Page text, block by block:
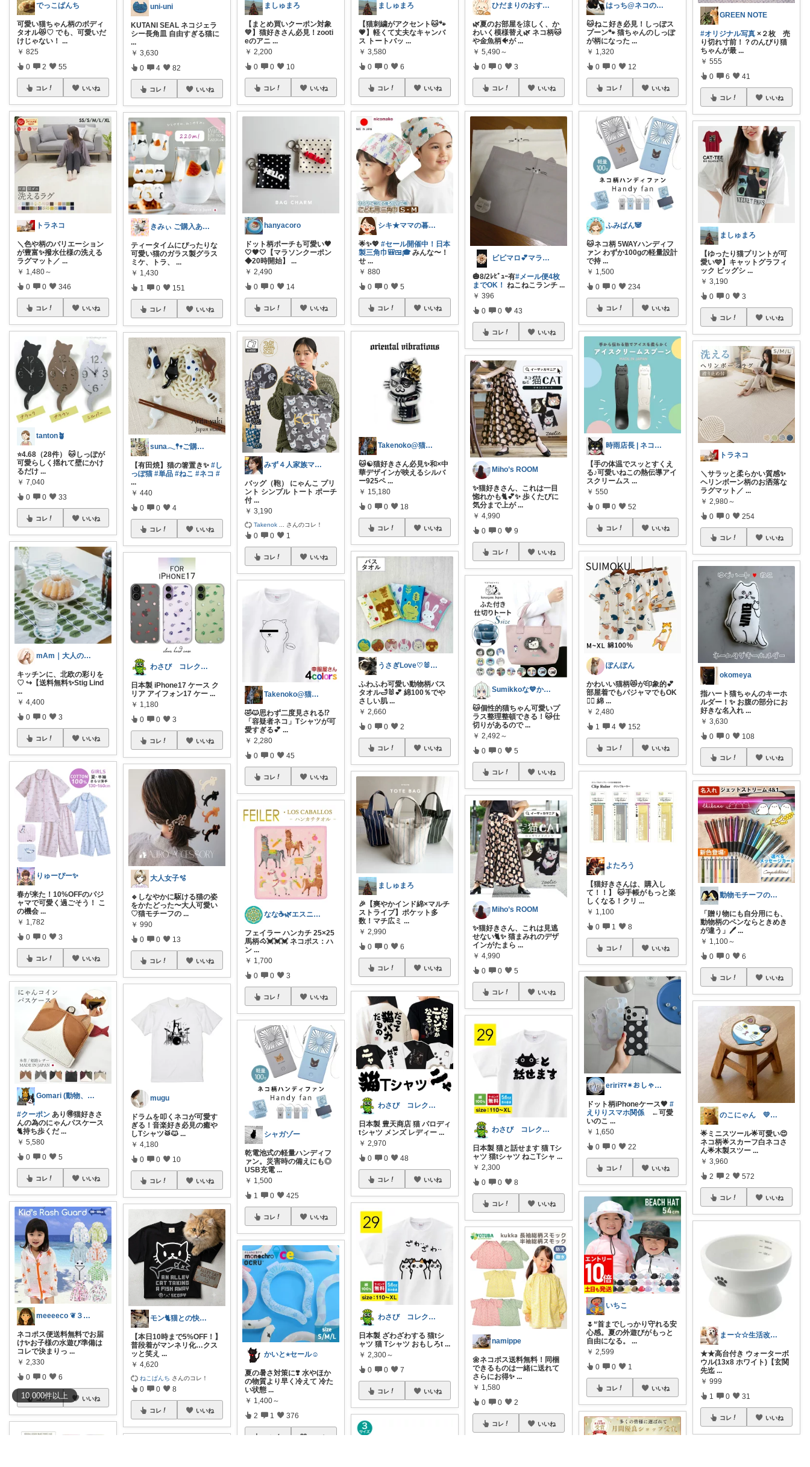
10,000件以上
でっこぱんち
可愛い猫ちゃん柄のボディ
タオル😻♡ でも、可愛いだ
けじゃない！ ...
￥ 825
0 2 55
コレ いいね
トラネコ
＼色や柄のバリエーション
が豊富✨撥水仕様の洗える
ラグマット／ ...
￥ 1,480～
0 0 346
コレ いいね
tanton🪴
⭐4.68（28件） 🐱しっぽが
可愛らしく揺れて壁にかけ
るだけ ...
￥ 7,040
0 0 33
コレ いいね
mAm｜大人のご褒美セレクト
キッチンに、北欧の彩りを
♡ ↪︎【送料無料✨Stig Lind
...
￥ 4,400
0 0 3
コレ いいね
りゅーぴー✨
春が来た！10%OFFのパジ
ャマで可愛く過ごそう！ こ
の機会 ...
￥ 1,782
0 0 3
コレ いいね
Gomari (動物、ハンドメイド好き)
#クーポン あり🉐猫好きさ
んの為のにゃんパスケース
🐈持ち歩くだ ...
￥ 5,580
0 0 5
コレ いいね
meeeeco ❦３児ママ ❦
ネコポス便送料無料でお届
け✨お子様の水遊び準備は
コレで決まりっ ...
￥ 2,330
0 0 6
コレ いいね
uni-uni
KUTANI SEAL ネコジェラ
シー長角皿 自由すぎる猫に
...
￥ 3,630
0 4 82
コレ いいね
きみぃ ご購入ありがとうございます♪
ティータイムにぴったりな
可愛い猫のガラス製グラス
ミケ、トラ、
...
￥ 1,430
1 0 151
コレ いいね
suna𓂃𖤥𖥧ご購入感謝´`*
【有田焼】猫の箸置き✨#し
っぽ猫 #単品 #ねこ #ネコ #
...
￥ 440
0 0 4
コレ いいね
わさび コレクションもご利用ください
日本製 iPhone17 ケース ク
リア アイフォン17 ケー ...
￥ 1,180
0 0 3
コレ いいね
大人女子🫧
🔹しなやかに駆ける猫の姿
をかたどった〜大人可愛い
♡猫モチーフの ...
￥ 990
0 0 13
コレ いいね
mugu
ドラムを叩くネコが可愛す
ぎる！音楽好き必見の癒や
しTシャツ🥁🐱 ...
￥ 4,180
0 0 10
コレ いいね
モン🐈猫との快適な暮らし
【本日10時まで5%OFF！】
普段着がマンネリ化…クス
ッと笑え ...
￥ 4,620
ねこぱんち さんのコレ！
0 0 8
コレ いいね
ましゅまろ
【まとめ買いクーポン対象
💚】猫好きさん必見！zooti
eのアニ ...
￥ 2,200
0 0 10
コレ いいね
hanyacoro
ドット柄ポーチも可愛い🖤
🤍🖤🤍【マラソンクーポン
◆20時開始】
...
￥ 2,490
0 0 14
コレ いいね
みず４人家族ママ★３０代子育て奮闘中🙆
バッグ（鞄） にゃんこ プリ
ント シンプル トート ポーチ
付...
￥ 3,190
Takenok さんのコレ！
0 0 1
コレ いいね
Takenoko@猫関連グッズ中心です！
🤣🐱思わず二度見される⁉️
「容疑者ネコ」Tシャツが可
愛すぎる💕 ...
￥ 2,280
0 0 45
コレ いいね
なな☕️🌿エスニック／アジアン雑貨
フェイラー ハンカチ 25×25
馬柄🐴💓💓💓 ネコポス：ハ
ン ...
￥ 1,700
0 0 3
コレ いいね
シャガゾー
乾電池式の軽量ハンディフ
ァン。災害時の備えにも◎
USB充電 ...
￥ 1,500
1 0 425
コレ いいね
かいと⭐︎セール☺️
夏の暑さ対策に❣️ 水やほか
の物質より早く冷えて 冷た
い状態 ...
￥ 1,400～
2 1 376
コレ いいね
ましゅまろ
【猫刺繍がアクセント🐱🐾
💗】軽くて丈夫なキャンバ
ス トートバッ ...
￥ 3,580
0 0 6
コレ いいね
シキ★ママの暮らし、キッズ
🌟✨💖#セール開催中！日本
製三角巾🎒🍱🎓みんな〜！
せ ...
￥ 880
0 0 5
コレ いいね
Takenoko@猫関連グッズ中心です！
🐱☯️猫好きさん必見✨和×中
華デザインが映えるシルバ
ー925ペ ...
￥ 15,180
0 0 18
コレ いいね
うさぎLove♡🐰みーちゃん🐰
ふわふわ可愛い動物柄バス
タオル🛁🐰💕 綿100％でや
さしい肌 ...
￥ 2,660
0 0 2
コレ いいね
ましゅまろ
​🎉【爽やかインド綿×マルチ
ストライプ】ポケット多
数！マチ広ミ ...
￥ 2,990
0 0 6
コレ いいね
わさび コレクションもご利用ください
日本製 豊天商店 猫 パロディ
tシャツ メンズ レディー ...
￥ 2,970
0 0 48
コレ いいね
わさび コレクションもご利用ください
日本製 ざわざわする 猫tシ
ャツ 猫 Tシャツ おもしろt ...
￥ 2,300～
0 0 7
コレ いいね
ひだまりのおすすめ
🌿夏のお部屋を涼しく、か
わいく模様替え🌿 ネコ柄🐱
や金魚柄🐠が ...
￥ 5,490～
0 0 3
コレ いいね
ビビマロ💕マラソン不参加🙏
🎃8/2ﾚﾋﾞｭｰ有#メール便4枚
までOK！ ねこねこランチ ...
￥ 396
0 0 43
コレ いいね
Miho’s ROOM
✨猫好きさん、これは一目
惚れかも🐈💕✨ 歩くたびに
気分まで上が ...
￥ 4,990
0 0 9
コレ いいね
Sumikkoな💙かわいい推し活グッズ
🐱個性的猫ちゃん可愛いプ
ラス整理整頓できる！🐱仕
切りがあるので ...
￥ 2,492～
0 0 5
コレ いいね
Miho’s ROOM
✨猫好きさん、これは見逃
せない🐈✨ 猫まみれのデザ
インがたまら ...
￥ 4,990
0 0 5
コレ いいね
わさび コレクションもご利用ください
日本製 猫と話せます 猫 Tシ
ャツ 猫tシャツ ねこTシャ ...
￥ 2,300
0 0 8
コレ いいね
namippe
🌼ネコポス送料無料！同梱
できるものは一緒に送れて
さらにお得✨...
￥ 1,580
0 0 2
コレ いいね
はっち@ネコのいる風景
🐱ねこ好き必見！しっぽス
プーン🐾 猫ちゃんのしっぽ
が柄になった ...
￥ 1,320
0 0 12
コレ いいね
ふみぱん🐼
🐱ネコ柄 5WAYハンディフ
ァン わずか100gの軽量設計
で持 ...
￥ 1,500
0 0 234
コレ いいね
時雨店長 | ネコのいる暮らし
【手の体温でスッとすくえ
る♪可愛いねこの熱伝導アイ
スクリームス ...
￥ 550
0 0 52
コレ いいね
ぽんぽん
かわいい猫柄😻が印象的💕
部屋着でもパジャマでもOK
🙆‍♀️ 綿 ...
￥ 2,480
1 4 152
コレ いいね
よたろう
【猫好きさんは、購入し
て！！】 🐱手帳がもっと楽
しくなる！クリ ...
￥ 1,100
0 1 8
コレ いいね
eririﾏﾏ✴︎おしゃれ雑貨×子供×服
ドット柄iPhoneケース🖤#
えりりスマホ関係 ←可愛
いのこ ...
￥ 1,650
0 0 22
コレ いいね
いちこ
🌷“首までしっかり守れる安
心感。夏の外遊びがもっと
自由になる。
...
￥ 2,599
0 0 1
コレ いいね
GREEN NOTE
#オリジナル写真 ×２枚 売
り切れ寸前！？のんびり猫
ちゃんが最 ...
￥ 555
0 6 41
コレ いいね
ましゅまろ
【ゆったり猫プリントが可
愛い🩵】キャットグラフィ
ック ビッグシ ...
￥ 3,190
0 0 3
コレ いいね
トラネコ
＼サラッと柔らかい質感✨
ヘリンボーン柄のお洒落な
ラグマット／...
￥ 2,980～
0 0 254
コレ いいね
okomeya
指ハート猫ちゃんのキーホ
ルダー！✨ お腹の部分にお
好きな名入れ ...
￥ 3,630
0 0 108
コレ いいね
動物モチーフの癒し雑貨 room🐾
「贈り物にも自分用にも、
動物柄のペンならときめき
が違う」🖊️...
￥ 1,100～
0 0 6
コレ いいね
のこにゃん 💛ねこ3匹と暮らす🐾
🌟ミニスツール🌟可愛い😍
ネコ柄🌟スカーフ白ネコさ
ん🌟木製スツー ...
￥ 3,960
2 2 572
コレ いいね
まー☆☆生活改善お探し人
★★高台付き ウォーターボ
ウル(13x8 ホワイト)【玄関
先迄 ...
￥ 999
1 0 31
コレ いいね